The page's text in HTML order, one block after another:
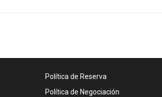
Política de Reserva
Política de Negociación